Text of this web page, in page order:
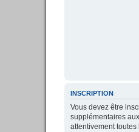
INSCRIPTION
Vous devez être
supplémentaires
attentivement